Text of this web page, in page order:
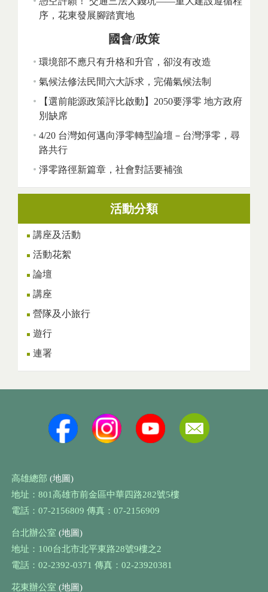
序，花東發展腳踏實地
國會/政策
環境部不應只有升格和升官，卻沒有改造
氣候法修法民間六大訴求，完備氣候法制
【選前能源政策評比啟動】2050要淨零 地方政府
別缺席
4/20 台灣如何邁向淨零轉型論壇－台灣淨零，尋
路共行
淨零路徑新篇章，社會對話要補強
活動分類
講座及活動
活動花絮
論壇
講座
營隊及小旅行
遊行
連署
高雄總部 (地圖)
地址：801高雄市前金區中華四路282號5樓
電話：07-2156809 傳真：07-2156909
台北辦公室 (地圖)
地址：100台北市北平東路28號9樓之2
電話：02-2392-0371 傳真：02-23920381
花東辦公室 (地圖)